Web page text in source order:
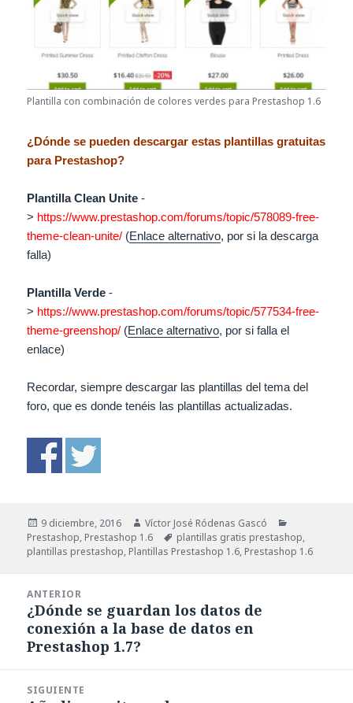
Plantilla con combinación de colores verdes para Prestashop 1.6
¿Dónde se pueden descargar estas plantillas gratuitas
para Prestashop?
Plantilla Clean Unite -
> https://www.prestashop.com/forums/topic/578089-free-
theme-clean-unite/ (Enlace alternativo, por si la descarga
falla)
Plantilla Verde -
> https://www.prestashop.com/forums/topic/577534-free-
theme-greenshop/ (Enlace alternativo, por si falla el
enlace)
Recordar, siempre descargar las plantillas del tema del
foro, que es donde tenéis las plantillas actualizadas.
Publicado
el
9 diciembre, 2016 Autor
Víctor José Ródenas Gascó
Prestashop, Prestashop 1.6 Etiquetas
plantillas gratis prestashop,
plantillas prestashop, Plantillas Prestashop 1.6, Prestashop 1.6
entradas
ANTERIOR
Entrada
anterior:
¿Dónde se guardan los datos de
conexión a la base de datos en
Prestashop 1.7?
SIGUIENTE